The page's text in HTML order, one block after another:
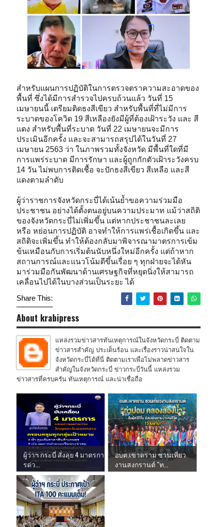
สำหรับแผนการปฏิบัติในการตรวจตราความสะอาดของ
พื้นที่ ซึ่งได้มีการสำรวจไปครบถ้วนแล้ว วันที่ 15
เมษายนนี้ เตรียมติดธงสีเขียว สำหรับพื้นที่ที่ไม่มีการ
ระบาดของโควิด 19 สีเหลืองยังมีผู้ที่ต้องเฝ้าระวัง และ สี
แดง สำหรับพื้นที่ระบาด วันที่ 22 เมษายนจะมีการ
ประเมินอีกครั้ง และจะสามารถสรุปได้ในวันที่ 27
เมษายน 2563 ว่า ในภาพรวมทั้งจังหวัด มีพื้นที่ใดที่มี
การแพร่ระบาด มีการรักษา และผู้ถูกกักตัวเฝ้าระวังครบ
14 วัน ไม่พบการติดเชื้อ จะปักธงสีเขียว สีเหลือ และสี
แดงตามลำดับ
ผู้ว่าราชการจังหวัดกระบี่ได้เน้นย้ำขอความร่วมมือ
ประชาชน อย่างได้ตั้งตนอยู่บนความประมาท แม้ว่าสถิติ
ของจังหวัดกระบี่ไม่เพิ่มขึ้น แต่หากประชาชนละเลย
หรือ หย่อนการปฏิบัติ อาจทำให้การแพร่เชื้อเกิดขึ้น และ
สถิติจะเพิ่มขึ้น ทำให้ต้องกลับมาพิจารณามาตรการเข้ม
ข้นเหมือนกับการเริ่มต้นนับหนึ่งใหม่อีกครั้ง แต่ถ้าหาก
สถานการณ์และแนวโน้มดีขึ้นเรื่อย ๆ ทุกฝ่ายจะได้หัน
มาร่วมมือกันพัฒนาด้านเศรษฐกิจที่หยุดนิ่งให้สามารถ
เคลื่อนไปได้ในบางส่วนเป็นระยะ ได้
Share This:
About krabipress
แหล่งรวมข่าวสารทันเหตุการณ์ในจังหวัดกระบี่ ติดตาม
ข่าวสารสำคัญ ประเด็นร้อน และเรื่องราวน่าสนใจใน
จังหวัดกระบี่ได้ที่นี่ ติดตามเราเพื่อไม่พลาดข่าวสาร
สำคัญในจังหวัดกระบี่ ข่าวกระบี่วันนี้ แหล่งรวม
ข่าวสารที่ครบครัน ทันเหตุการณ์ และน่าเชื่อถือ
ผู้ว่าฯ กระบี่ สั่งลุย 4 มาตรกา
รด่ว...
อบต.เขาคราม ชวนเที่ยว
งานสงกรานต์ "ท...